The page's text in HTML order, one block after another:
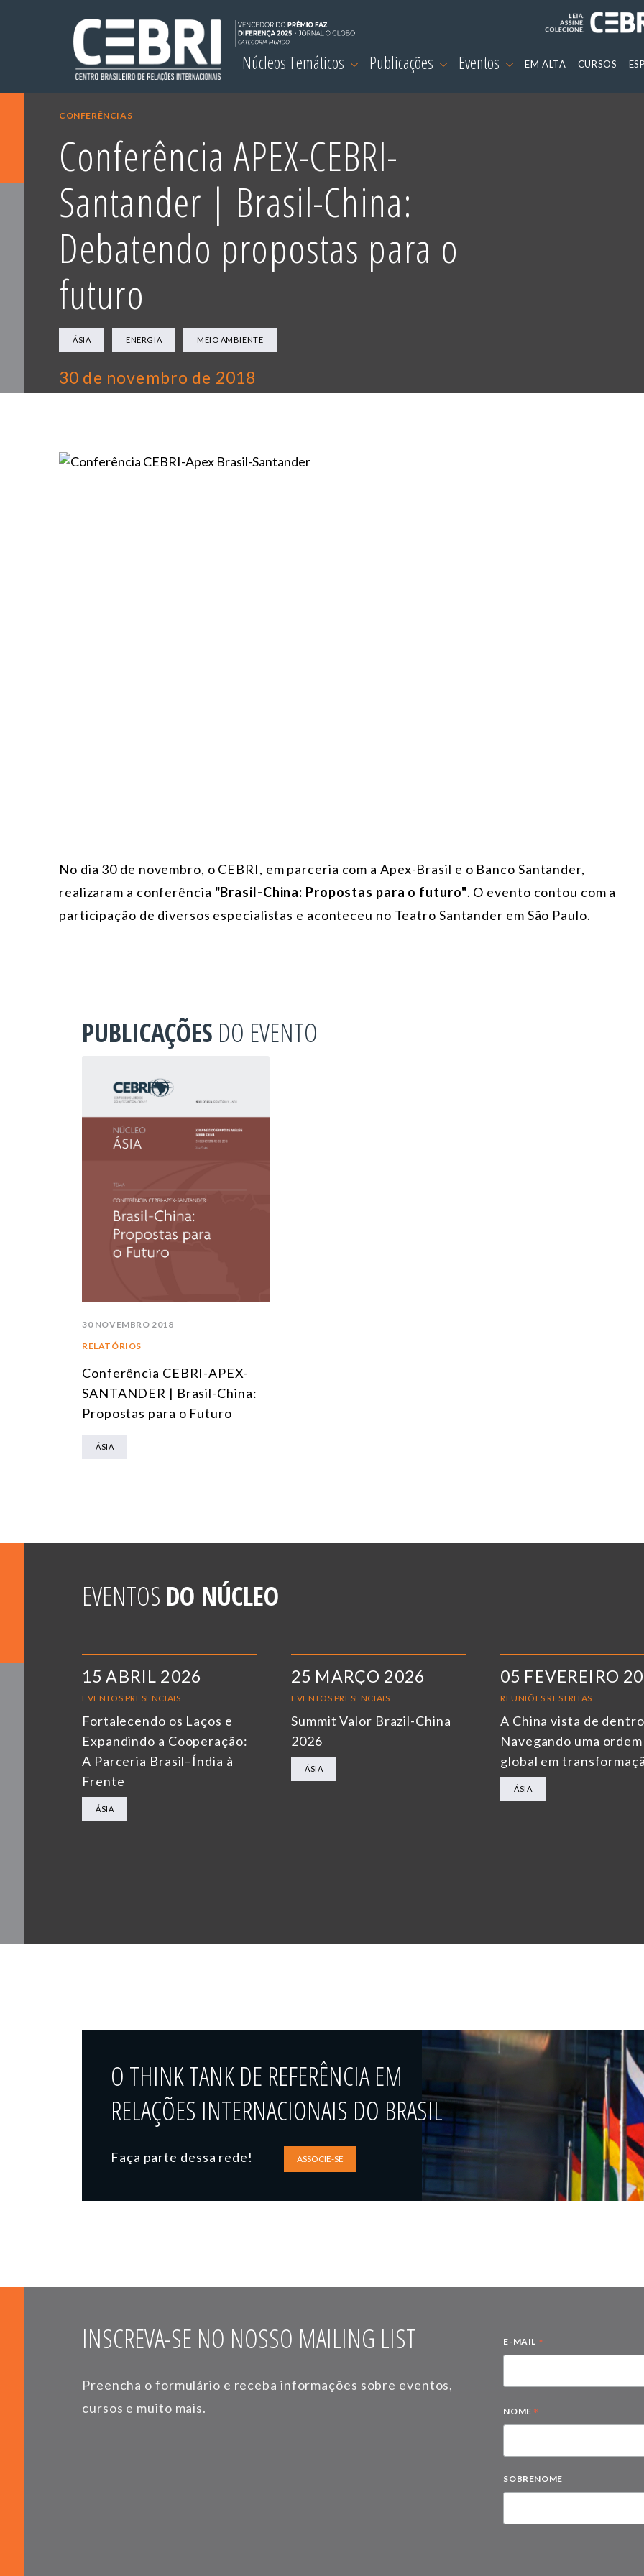
Núcleos Temáticos Publicações Eventos EM ALTA CURSOS
CONFERÊNCIAS
Conferência APEX-CEBRI-
Santander | Brasil-China:
Debatendo propostas para o
futuro
ÁSIA ENERGIA MEIO AMBIENTE
30 de novembro de 2018
No dia 30 de novembro, o CEBRI, em parceria com a Apex-Brasil e o Banco Santander,
realizaram a conferência "Brasil-China: Propostas para o futuro". O evento contou com a
participação de diversos especialistas e aconteceu no Teatro Santander em São Paulo.
PUBLICAÇÕES DO EVENTO
30 NOVEMBRO 2018
RELATÓRIOS
Conferência CEBRI-APEX-
SANTANDER | Brasil-China:
Propostas para o Futuro
ÁSIA
EVENTOS DO NÚCLEO
15 ABRIL 2026
EVENTOS PRESENCIAIS
Fortalecendo os Laços e
Expandindo a Cooperação:
A Parceria Brasil–Índia à
Frente
ÁSIA
25 MARÇO 2026
EVENTOS PRESENCIAIS
Summit Valor Brazil-China
2026
ÁSIA
05 FEVEREIRO
REUNIÕES RESTRITAS
A China vista de
Navegando uma ordem
global em
ÁSIA
O THINK TANK DE REFERÊNCIA EM
RELAÇÕES INTERNACIONAIS DO BRASIL
Faça parte dessa rede! ASSOCIE-SE
INSCREVA-SE NO NOSSO MAILING LIST
Preencha o formulário e receba informações sobre eventos,
cursos e muito mais.
E-MAIL *
NOME *
SOBRENOME